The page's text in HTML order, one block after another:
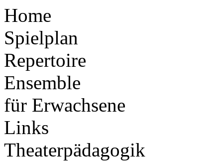
Home
Spielplan
Repertoire
Ensemble
für Erwachsene
Links
Theaterpädagogik